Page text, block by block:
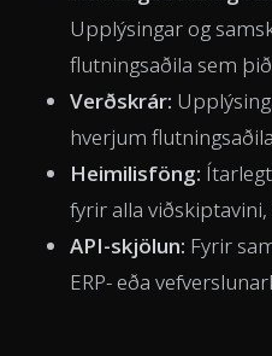
Upplýsingar og
flutningsaðila sem
Verðskrár:
hverjum
Heimilisföng:
fyrir alla
API-skjölun: Fyrir
ERP- eða